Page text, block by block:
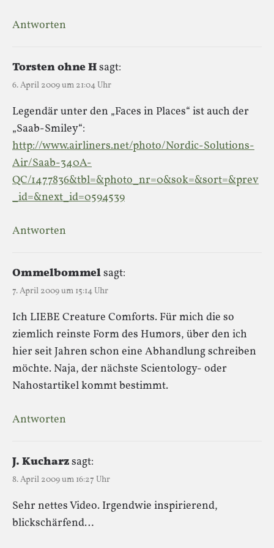
Antworten
Torsten ohne Hsagt:
6. April 2009 um 21:04 Uhr
Legendär unter den „Faces in Places“ ist auch der
„Saab-Smiley“:
http://www.airliners.net/photo/Nordic-Solutions-
Air/Saab-340A-
QC/1477836&tbl=&photo_nr=0&sok=&sort=&prev
_id=&next_id=0594539
Antworten
Ommelbommelsagt:
7. April 2009 um 15:14 Uhr
Ich LIEBE Creature Comforts. Für mich die so
ziemlich reinste Form des Humors, über den ich
hier seit Jahren schon eine Abhandlung schreiben
möchte. Naja, der nächste Scientology- oder
Nahostartikel kommt bestimmt.
Antworten
J. Kucharzsagt:
8. April 2009 um 16:27 Uhr
Sehr nettes Video. Irgendwie inspirierend,
blickschärfend…